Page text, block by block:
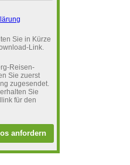
Sie in Kürze
Link.
Reisen-
Sie zuerst
zugesendet.
Sie
für den
anfordern